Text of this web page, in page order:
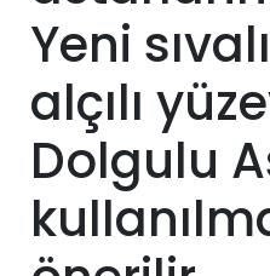
Yeni
alçılı
Dolgulu